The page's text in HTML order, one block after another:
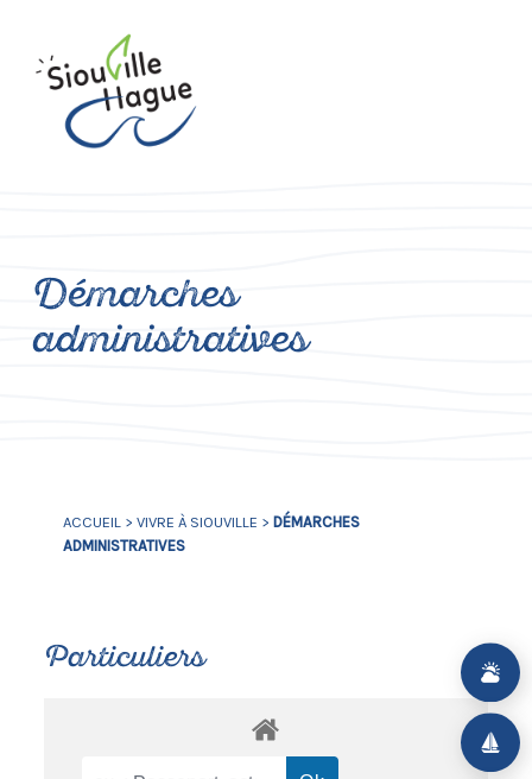
Démarches
administratives
ACCUEIL > VIVRE À SIOUVILLE > DÉMARCHES
ADMINISTRATIVES
Particuliers